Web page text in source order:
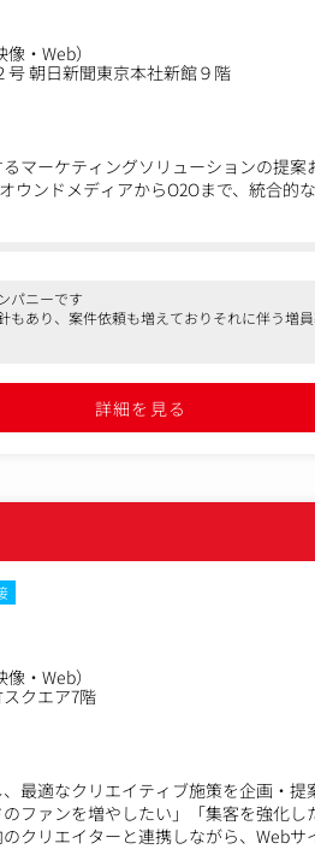
・Web）
朝日新聞東京本社新館９階
マーケティングソリューションの提
ウンドメディアからO2Oまで、統合的
経由が中心）
範囲の拡大・アップセル・クロスセル
い統合的なセールスプランニング
一社と深く関係を築き、本質的な課題
らの提案や行動が組織の成長に直結す
ントへの関与も歓迎します。
パニーです
あり、案件依頼も増えておりそれに伴う増
詳細を見る
・Web）
クエア7階
最適なクリエイティブ施策を企画・提
ファンを増やしたい」「集客を強化し
クリエイターと連携しながら、Web